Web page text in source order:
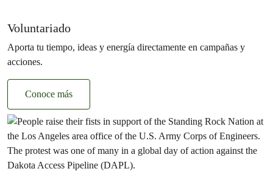
Voluntariado
Aporta tu tiempo, ideas y energía directamente en campañas y
acciones.
Conoce más